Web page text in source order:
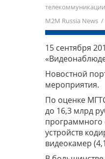
телекоммуникации
M2M Russia News
15 сентября
Новостной
мероприятия.
По оценке
до 16,3 млрд
программного
устройств
видеокамер